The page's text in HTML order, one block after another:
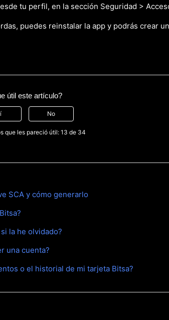
tu perfil, en la sección Seguridad >
puedes reinstalar la app y podrás crear
útil este artículo?
No
que les pareció útil: 13 de 34
SCA y cómo generarlo
la he olvidado?
una cuenta?
o el historial de mi tarjeta Bitsa?